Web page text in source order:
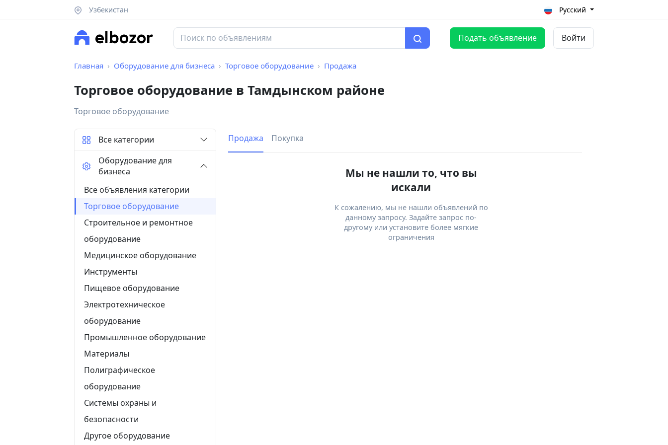
Узбекистан Русский
Подать объявление Войти
Главная Оборудование для бизнеса Торговое оборудование Продажа
Торговое оборудование в Тамдынском районе
Торговое оборудование
Продажа Покупка
Мы не нашли то, что вы
искали
К сожалению, мы не нашли объявлений по
данному запросу. Задайте запрос по-
другому или установите более мягкие
ограничения
Все категории
Оборудование для
бизнеса
Все объявления категории
Торговое оборудование
Строительное и ремонтное
оборудование
Медицинское оборудование
Инструменты
Пищевое оборудование
Электротехническое
оборудование
Промышленное оборудование
Материалы
Полиграфическое
оборудование
Системы охраны и
безопасности
Другое оборудование